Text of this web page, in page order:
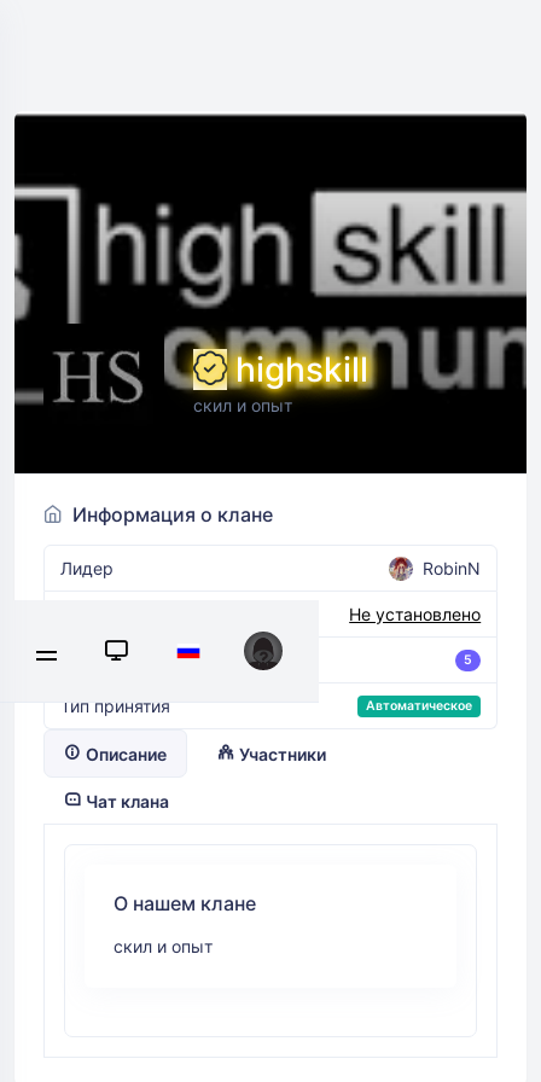
highskill
скил и опыт
Информация о клане
Лидер RobinN
Не установлено
Участников 5
Тип принятия Автоматическое
Описание Участники
Чат клана
О нашем клане
скил и опыт